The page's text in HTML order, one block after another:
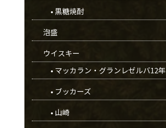
• 黒糖焼酎
泡盛
ウイスキー
• マッカラン・グランレゼルバ12年
• ブッカーズ
• 山崎